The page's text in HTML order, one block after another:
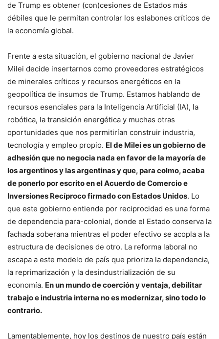
de Trump es obtener (con)cesiones de Estados más
débiles que le permitan controlar los eslabones críticos de
la economía global.
Frente a esta situación, el gobierno nacional de Javier
Milei decide insertarnos como proveedores estratégicos
de minerales críticos y recursos energéticos en la
geopolítica de insumos de Trump. Estamos hablando de
recursos esenciales para la Inteligencia Artificial (IA), la
robótica, la transición energética y muchas otras
oportunidades que nos permitirían construir industria,
tecnología y empleo propio. El de Milei es un gobierno de
adhesión que no negocia nada en favor de la mayoría de
los argentinos y las argentinas y que, para colmo, acaba
de ponerlo por escrito en el Acuerdo de Comercio e
Inversiones Recíproco firmado con Estados Unidos. Lo
que este gobierno entiende por reciprocidad es una forma
de dependencia para-colonial, donde el Estado conserva la
fachada soberana mientras el poder efectivo se acopla a la
estructura de decisiones de otro. La reforma laboral no
escapa a este modelo de país que prioriza la dependencia,
la reprimarización y la desindustrialización de su
economía. En un mundo de coerción y ventaja, debilitar
trabajo e industria interna no es modernizar, sino todo lo
contrario.
Lamentablemente, hoy los destinos de nuestro país están